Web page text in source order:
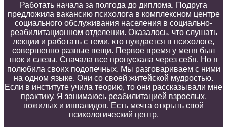
Работать начала за полгода до диплома. Подруга
предложила вакансию психолога в комплексном центре
социального обслуживания населения в социально-
реабилитационном отделении. Оказалось, что слушать
лекции и работать с теми, кто нуждается в психологе,
совершенно разные вещи. Первое время у меня был
шок и слезы. Сначала все пропускала через себя. Но я
полюбила своих подопечных. Мы разговариваем с ними
на одном языке. Они со своей житейской мудростью.
Если в институте учила теорию, то они рассказывали мне
практику. Я занимаюсь реабилитацией взрослых,
пожилых и инвалидов. Есть мечта открыть свой
психологический центр.